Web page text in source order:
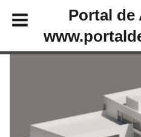
Portal de